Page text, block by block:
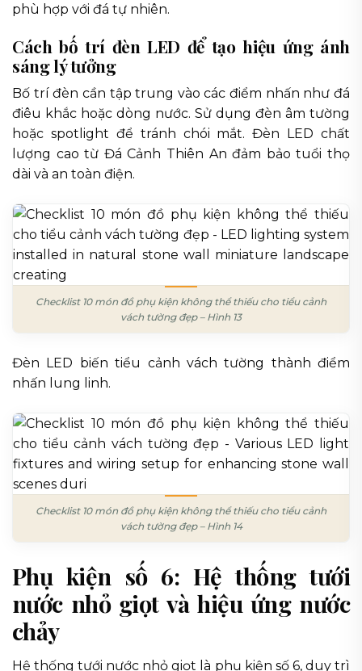
phù hợp với đá tự nhiên.
Cách bố trí đèn LED để tạo hiệu ứng ánh
sáng lý tưởng
Bố trí đèn cần tập trung vào các điểm nhấn như đá
điêu khắc hoặc dòng nước. Sử dụng đèn âm tường
hoặc spotlight để tránh chói mắt. Đèn LED chất
lượng cao từ Đá Cảnh Thiên An đảm bảo tuổi thọ
dài và an toàn điện.
Checklist 10 món đồ phụ kiện không thể thiếu cho tiểu cảnh
vách tường đẹp – Hình 13
Đèn LED biến tiểu cảnh vách tường thành điểm
nhấn lung linh.
Checklist 10 món đồ phụ kiện không thể thiếu cho tiểu cảnh
vách tường đẹp – Hình 14
Phụ kiện số 6: Hệ thống tưới
nước nhỏ giọt và hiệu ứng nước
chảy
Hệ thống tưới nước nhỏ giọt là phụ kiện số 6, duy trì